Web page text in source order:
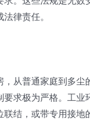
律责任。
从普通家庭到多
求极为严格。工
结，或带专用接